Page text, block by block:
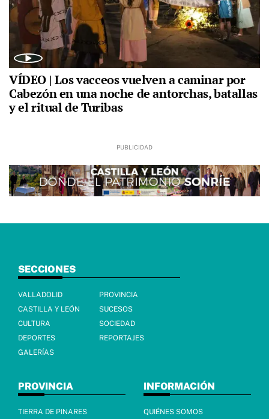
VÍDEO | Los vacceos vuelven a caminar por
Cabezón en una noche de antorchas, batallas
y el ritual de Turibas
SECCIONES
VALLADOLID
PROVINCIA
CASTILLA Y LEÓN
SUCESOS
CULTURA
SOCIEDAD
DEPORTES
REPORTAJES
GALERÍAS
PROVINCIA
TIERRA DE PINARES
INFORMACIÓN
QUIÉNES SOMOS